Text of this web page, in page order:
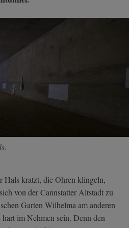
Hals kratzt, die Ohren klingeln,
von der Cannstatter Altstadt zu
Garten Wilhelma am anderen
im Nehmen sein. Denn den